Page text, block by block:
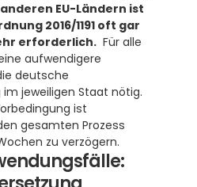
EU-Ländern ist
2016/1191 oft gar
erforderlich.
  Für alle
aufwendigere
deutsche
jeweiligen Staat nötig.
ist
gesamten Prozess
zu verzögern.